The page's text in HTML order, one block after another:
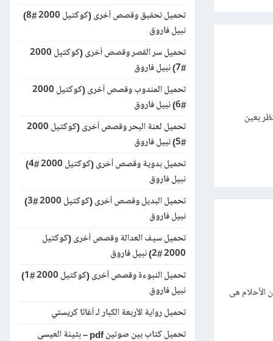
بعين
الأحلام هى
تحميل تحقيق وقصص أخرى (كوكتيل 2000 #8)
نبيل فاروق
تحميل سر القصر وقصص أخرى (كوكتيل 2000
#7) نبيل فاروق
تحميل المندوب وقصص أخرى (كوكتيل 2000
#6) نبيل فاروق
تحميل لعنة البحر وقصص أخرى (كوكتيل 2000
#5) نبيل فاروق
تحميل بدوية وقصص أخرى (كوكتيل 2000 #4)
نبيل فاروق
تحميل البديل وقصص أخرى (كوكتيل 2000 #3)
نبيل فاروق
تحميل سيف العدالة وقصص أخرى (كوكتيل
2000 #2) نبيل فاروق
تحميل النبوءة وقصص أخرى (كوكتيل 2000 #1)
نبيل فاروق
تحميل رواية الأربعة الكبار لـ أغاثا كريستي
تحميل كتاب بين صوتين pdf – بثينة العيسى